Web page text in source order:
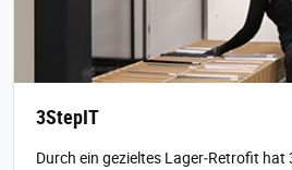
3StepIT
Durch ein gezieltes Lager‑Retrofit hat